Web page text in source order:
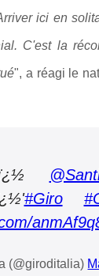
ici en
C'est la
", a réagi le
#Giro
(@giroditalia)